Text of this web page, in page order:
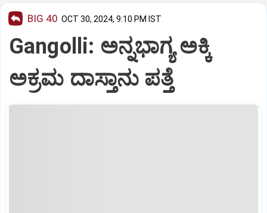
BIG 40 OCT 30, 2024, 9:10 PM IST
Gangolli: ಅನ್ನಭಾಗ್ಯ ಅಕ್ಕಿ
ಅಕ್ರಮ ದಾಸ್ತಾನು ಪತ್ತೆ